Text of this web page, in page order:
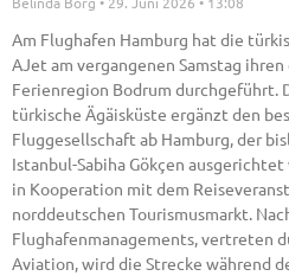
Am Flughafen Hamburg hat die
AJet am vergangenen Samstag
Ferienregion Bodrum durchgeführt.
türkische Ägäisküste ergänzt den
Fluggesellschaft ab Hamburg, der
Istanbul-Sabiha Gökçen
in Kooperation mit dem
norddeutschen Tourismusmarkt.
Flughafenmanagements, vertreten
Aviation, wird die Strecke während